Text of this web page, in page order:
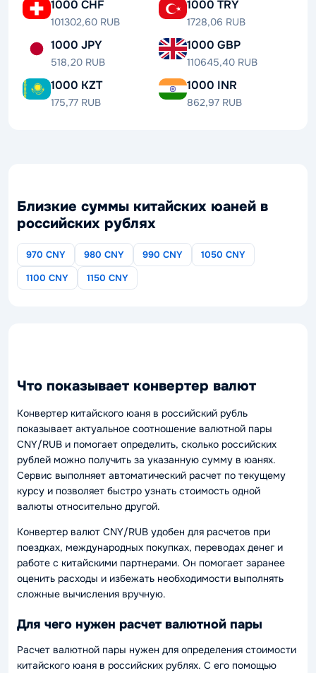
1000 CHF
101302,60 RUB
1000 TRY
1728,06 RUB
1000 JPY
518,20 RUB
1000 GBP
110645,40 RUB
1000 KZT
175,77 RUB
1000 INR
862,97 RUB
Близкие суммы китайских юаней в
российских рублях
970 CNY 980 CNY 990 CNY
1050 CNY
1100 CNY
1150 CNY
Что показывает конвертер валют
Конвертер китайского юаня в российский рубль
показывает актуальное соотношение валютной пары
CNY/RUB и помогает определить, сколько российских
рублей можно получить за указанную сумму в юанях.
Сервис выполняет автоматический расчет по текущему
курсу и позволяет быстро узнать стоимость одной
валюты относительно другой.
Конвертер валют CNY/RUB удобен для расчетов при
поездках, международных покупках, переводах денег и
работе с китайскими партнерами. Он помогает заранее
оценить расходы и избежать необходимости выполнять
сложные вычисления вручную.
Для чего нужен расчет валютной пары
Расчет валютной пары нужен для определения стоимости
китайского юаня в российских рублях. С его помощью